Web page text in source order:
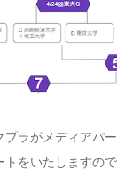
プラがメディアパ
トをいたしますの